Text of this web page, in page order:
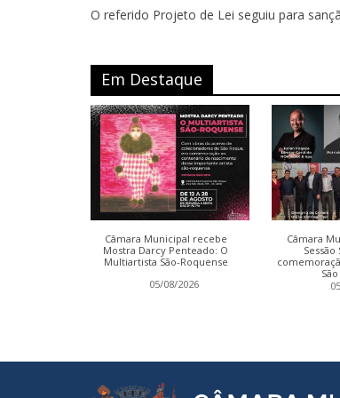
O referido Projeto de Lei seguiu para
Em Destaque
Câmara Municipal recebe
Mostra Darcy Penteado: O
Multiartista São-Roquense
05/08/2026
Câmara